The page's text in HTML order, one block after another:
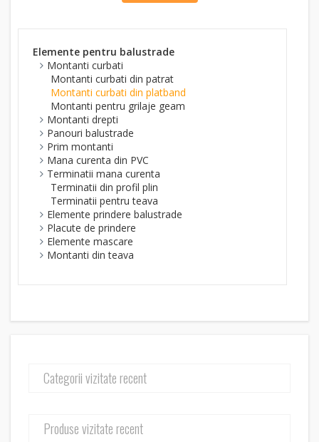
Elemente pentru balustrade
Montanti curbati
Montanti curbati din patrat
Montanti curbati din platband
Montanti pentru grilaje geam
Montanti drepti
Panouri balustrade
Prim montanti
Mana curenta din PVC
Terminatii mana curenta
Terminatii din profil plin
Terminatii pentru teava
Elemente prindere balustrade
Placute de prindere
Elemente mascare
Montanti din teava
Categorii vizitate recent
Produse vizitate recent